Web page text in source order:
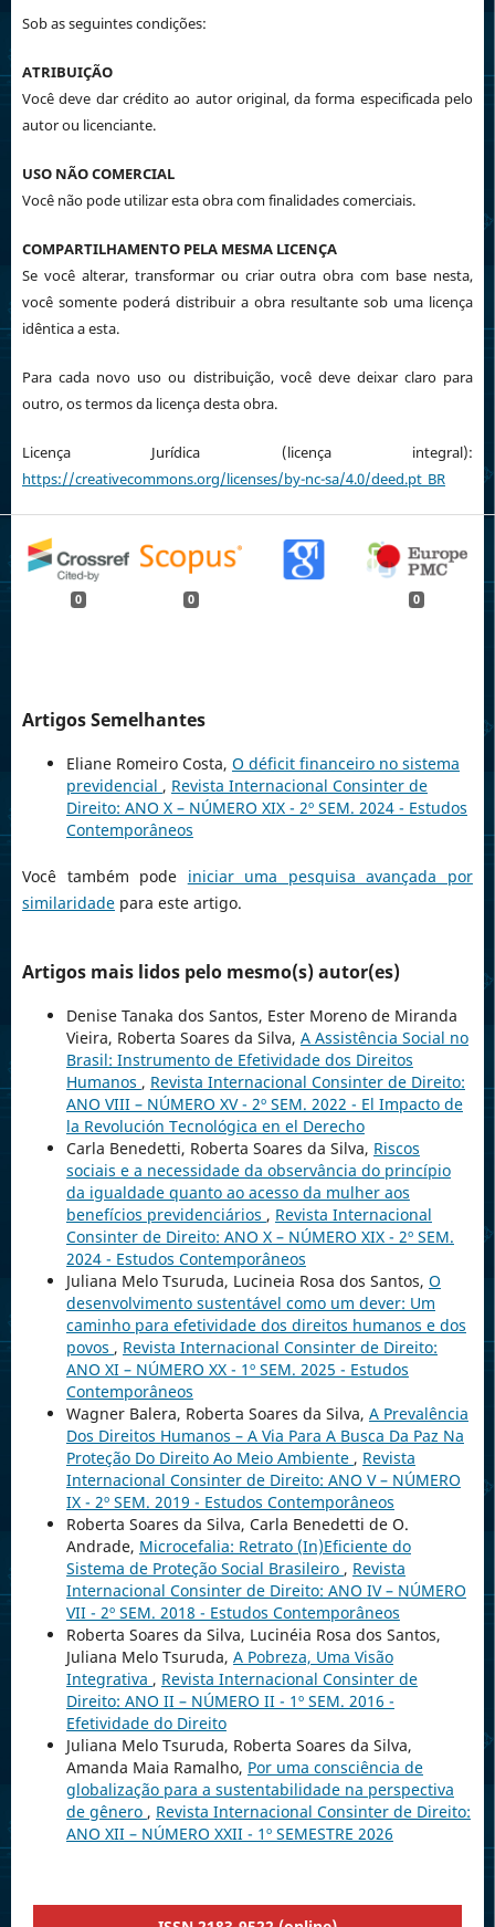
Sob as seguintes condições:
ATRIBUIÇÃO
Você deve dar crédito ao autor original, da forma especificada pelo
autor ou licenciante.
USO NÃO COMERCIAL
Você não pode utilizar esta obra com finalidades comerciais.
COMPARTILHAMENTO PELA MESMA LICENÇA
Se você alterar, transformar ou criar outra obra com base nesta,
você somente poderá distribuir a obra resultante sob uma licença
idêntica a esta.
Para cada novo uso ou distribuição, você deve deixar claro para
outro, os termos da licença desta obra.
Licença Jurídica (licença integral):
https://creativecommons.org/licenses/by-nc-sa/4.0/deed.pt_BR
0 0 0
Artigos Semelhantes
Eliane Romeiro Costa, O déficit financeiro no sistema
previdencial , Revista Internacional Consinter de
Direito: ANO X – NÚMERO XIX - 2º SEM. 2024 - Estudos
Contemporâneos
Você também pode iniciar uma pesquisa avançada por
similaridadepara este artigo.
Artigos mais lidos pelo mesmo(s) autor(es)
Denise Tanaka dos Santos, Ester Moreno de Miranda
Vieira, Roberta Soares da Silva, A Assistência Social no
Brasil: Instrumento de Efetividade dos Direitos
Humanos , Revista Internacional Consinter de Direito:
ANO VIII – NÚMERO XV - 2º SEM. 2022 - El Impacto de
la Revolución Tecnológica en el Derecho
Carla Benedetti, Roberta Soares da Silva, Riscos
sociais e a necessidade da observância do princípio
da igualdade quanto ao acesso da mulher aos
benefícios previdenciários , Revista Internacional
Consinter de Direito: ANO X – NÚMERO XIX - 2º SEM.
2024 - Estudos Contemporâneos
Juliana Melo Tsuruda, Lucineia Rosa dos Santos, O
desenvolvimento sustentável como um dever: Um
caminho para efetividade dos direitos humanos e dos
povos , Revista Internacional Consinter de Direito:
ANO XI – NÚMERO XX - 1º SEM. 2025 - Estudos
Contemporâneos
Wagner Balera, Roberta Soares da Silva, A Prevalência
Dos Direitos Humanos – A Via Para A Busca Da Paz Na
Proteção Do Direito Ao Meio Ambiente , Revista
Internacional Consinter de Direito: ANO V – NÚMERO
IX - 2º SEM. 2019 - Estudos Contemporâneos
Roberta Soares da Silva, Carla Benedetti de O.
Andrade, Microcefalia: Retrato (In)Eficiente do
Sistema de Proteção Social Brasileiro , Revista
Internacional Consinter de Direito: ANO IV – NÚMERO
VII - 2º SEM. 2018 - Estudos Contemporâneos
Roberta Soares da Silva, Lucinéia Rosa dos Santos,
Juliana Melo Tsuruda, A Pobreza, Uma Visão
Integrativa , Revista Internacional Consinter de
Direito: ANO II – NÚMERO II - 1º SEM. 2016 -
Efetividade do Direito
Juliana Melo Tsuruda, Roberta Soares da Silva,
Amanda Maia Ramalho, Por uma consciência de
globalização para a sustentabilidade na perspectiva
de gênero , Revista Internacional Consinter de Direito:
ANO XII – NÚMERO XXII - 1º SEMESTRE 2026